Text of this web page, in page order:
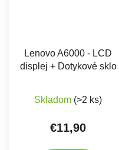
Lenovo A6000 - LCD
displej + Dotykové sklo
Skladom (>2 ks)
€11,90